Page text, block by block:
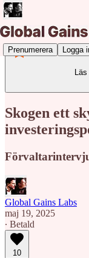
Prenumerera Logga
Skogen ett
Global Gains Labs
maj 19, 2025
∙ Betald
10